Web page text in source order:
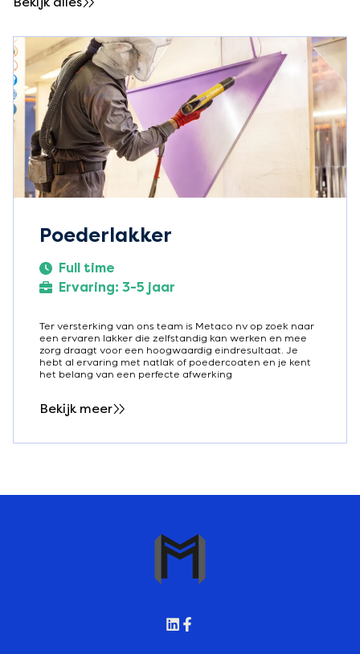
Poederlakker
Full time
Ervaring: 3-5 jaar
Ter versterking van ons team is Metaco nv op zoek naar
een ervaren lakker die zelfstandig kan werken en mee
zorg draagt voor een hoogwaardig eindresultaat. Je
hebt al ervaring met natlak of poedercoaten en je kent
het belang van een perfecte afwerking
Bekijk meer